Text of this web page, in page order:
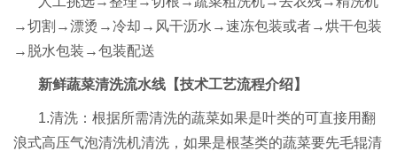
→切割→漂烫→冷却→风干沥水→速冻包装或者→烘干包装
→脱水包装→包装配送
新鲜蔬菜清洗流水线 【技术工艺流程介绍】
1.清洗：根据所需清洗的蔬菜如果是叶类的可直接用翻
浪式高压气泡清洗机清洗，如果是根茎类的蔬菜要先毛辊清